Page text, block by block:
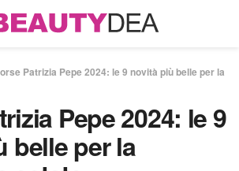
Patrizia Pepe 2024: le 9 novità più belle per la
Pepe 2024: le 9
belle per la